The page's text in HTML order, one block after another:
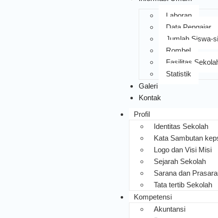
Laboran
Data Pengajar
Jumlah Siswa-
Rombel
Fasilitas
Statistik
Galeri
Kontak
Profil
Identitas Sekolah
Kata Sambutan
Logo dan Visi Misi
Sejarah Sekolah
Sarana dan
Tata tertib Sekolah
Kompetensi
Akuntansi